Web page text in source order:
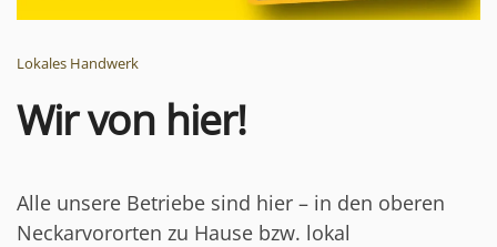
Lokales Handwerk
Wir von hier!
Alle unsere Betriebe sind hier – in den oberen
Neckarvororten zu Hause bzw. lokal